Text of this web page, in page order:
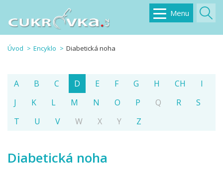
Menu
Úvod Encyklo Diabetická noha
A B C D E F G H CH
I
J
K L M N O P Q R
S
T
U V W X Y Z
Diabetická noha